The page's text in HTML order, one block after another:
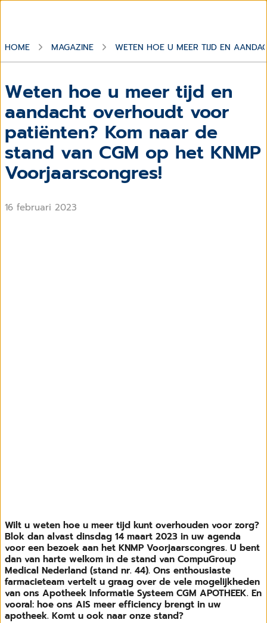
HOME MAGAZINE WETEN HOE U MEER TIJD EN
Weten hoe u meer tijd en
aandacht overhoudt voor
patiënten? Kom naar de
stand van CGM op het KNMP
Voorjaarscongres!
16 februari 2023
Wilt u weten hoe u meer tijd kunt overhouden voor zorg?
Blok dan alvast dinsdag 14 maart 2023 in uw agenda
voor een bezoek aan het KNMP Voorjaarscongres. U bent
dan van harte welkom in de stand van CompuGroup
Medical Nederland (stand nr. 44). Ons enthousiaste
farmacieteam vertelt u graag over de vele mogelijkheden
van ons Apotheek Informatie Systeem CGM APOTHEEK. En
vooral: hoe ons AIS meer efficiency brengt in uw
apotheek. Komt u ook naar onze stand?